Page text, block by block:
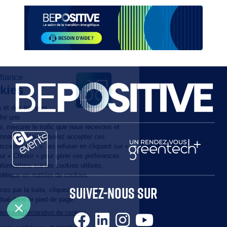
Paragraphes
Paragraphes
Paragraphes
Paragraphes
SUIVEZ-NOUS SUR